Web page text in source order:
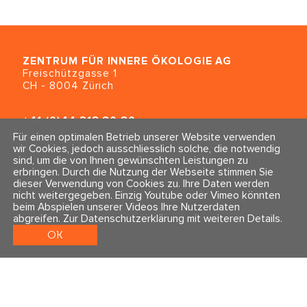
ZENTRUM FÜR INNERE ÖKOLOGIE AG
Freischützgasse 1
CH - 8004 Zürich
+41 (0)44 218 80 80
info@traumahealing.ch
info@polarity.se
Kontakt & Info
Newsletter
Impressum & Datenschutz
AGBs
Folge uns
Für einen optimalen Betrieb unserer Website verwenden
wir Cookies, jedoch ausschliesslich solche, die notwendig
sind, um die von Ihnen gewünschten Leistungen zu
erbringen. Durch die Nutzung der Webseite stimmen Sie
dieser Verwendung von Cookies zu. Ihre Daten werden
nicht weitergegeben. Einzig Youtube oder Vimeo könnten
beim Abspielen unserer Videos Ihre Nutzerdaten
abgreifen. Zur Datenschutzerklärung mit weiteren Details.
OK